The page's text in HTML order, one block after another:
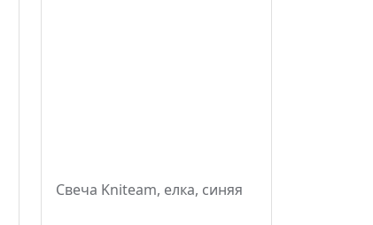
Свеча Kniteam, елка, синяя